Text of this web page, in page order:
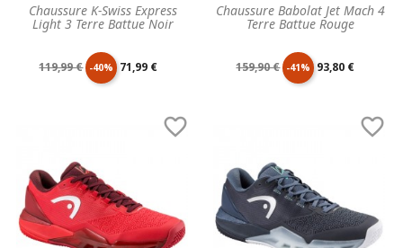
Chaussure K-Swiss Express
Light 3 Terre Battue Noir
Prix
119,99 € -40% Prix
71,99 €
Chaussure Babolat Jet Mach 4
Terre Battue Rouge
Prix
159,90 € -41% Prix
93,80 €
 